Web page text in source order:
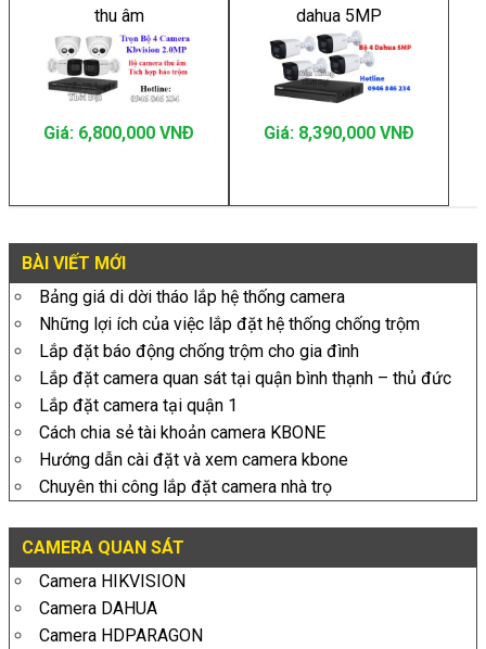
thu âm
Giá: 6,800,000 VNÐ
dahua 5MP
Giá: 8,390,000 VNÐ
BÀI VIẾT MỚI
Bảng giá di dời tháo lắp hệ thống camera
Những lợi ích của việc lắp đặt hệ thống chống trộm
Lắp đặt báo động chống trộm cho gia đình
Lắp đặt camera quan sát tại quận bình thạnh – thủ đức
Lắp đặt camera tại quận 1
Cách chia sẻ tài khoản camera KBONE
Hướng dẫn cài đặt và xem camera kbone
Chuyên thi công lắp đặt camera nhà trọ
CAMERA QUAN SÁT
Camera HIKVISION
Camera DAHUA
Camera HDPARAGON